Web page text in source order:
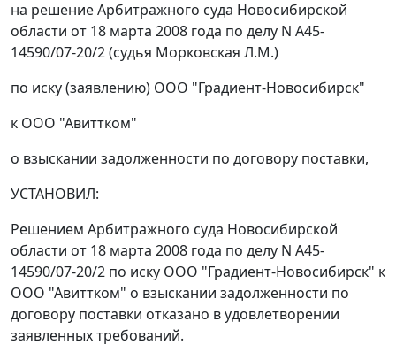
на решение Арбитражного суда Новосибирской
области от 18 марта 2008 года по делу N А45-
14590/07-20/2 (судья Морковская Л.М.)
по иску (заявлению) ООО "Градиент-Новосибирск"
к ООО "Авиттком"
о взыскании задолженности по договору поставки,
УСТАНОВИЛ:
Решением Арбитражного суда Новосибирской
области от 18 марта 2008 года по делу N А45-
14590/07-20/2 по иску ООО "Градиент-Новосибирск" к
ООО "Авиттком" о взыскании задолженности по
договору поставки отказано в удовлетворении
заявленных требований.